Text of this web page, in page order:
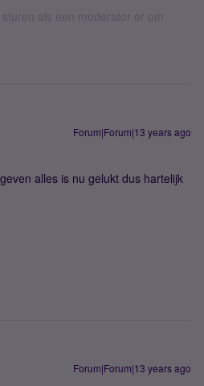
als een moderator er om
Forum|Forum|13 years ago
alles is nu gelukt dus hartelijk
Forum|Forum|13 years ago